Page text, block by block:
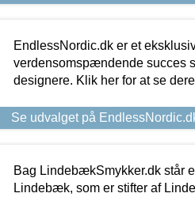
EndlessNordic.dk er et
verdensomspændende succes
designere. Klik her for at se
Se udvalget på
Bag LindebækSmykker.dk står
Lindebæk, som er stifter af